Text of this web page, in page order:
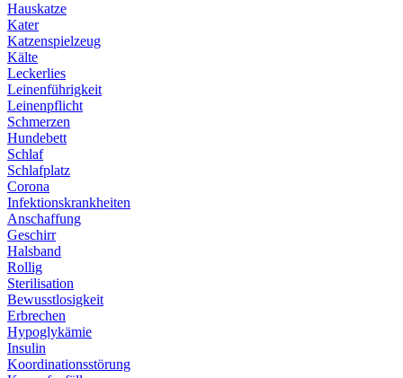
Hauskatze
Kater
Katzenspielzeug
Kälte
Leckerlies
Leinenführigkeit
Leinenpflicht
Schmerzen
Hundebett
Schlaf
Schlafplatz
Corona
Infektionskrankheiten
Anschaffung
Geschirr
Halsband
Rollig
Sterilisation
Bewusstlosigkeit
Erbrechen
Hypoglykämie
Insulin
Koordinationsstörung